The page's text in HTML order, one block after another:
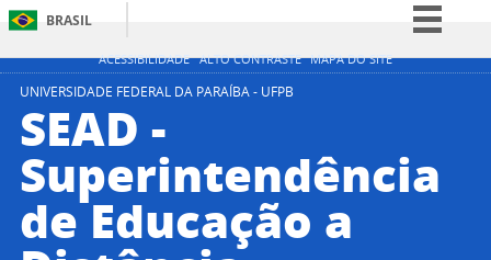
ACESSIBILIDADE ALTO CONTRASTE MAPA DO SITE
BRASIL
Simplifique!
Acesso à informação
Legislação
Canais
UNIVERSIDADE FEDERAL DA PARAÍBA - UFPB
SEAD -
Superintendência
de Educação a